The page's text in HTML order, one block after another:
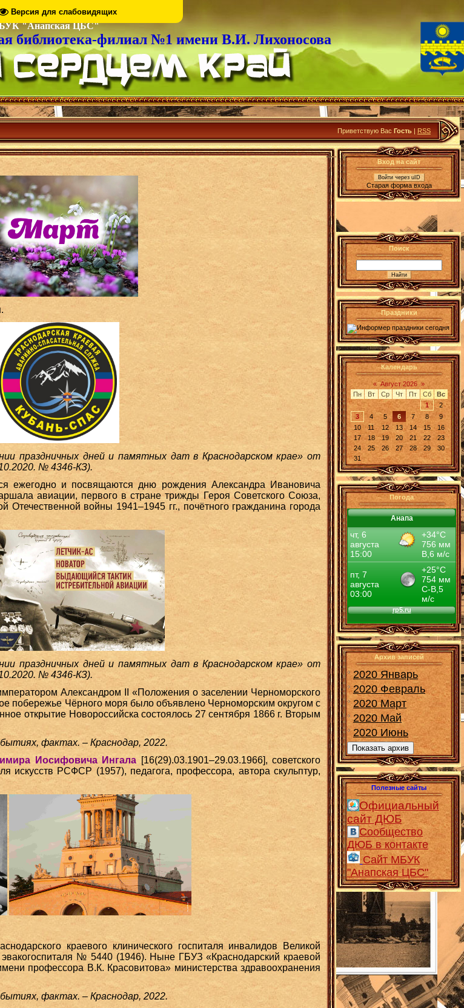
Версия для слабовидящих
"Анапская ЦБС"
библиотека-филиал №1 имени В.И. Лихоносова
Приветствую Вас Гость | RSS
праздничных дней и памятных дат в Краснодарском крае» от
№ 4346-КЗ).
ежегодно и посвящаются дню рождения Александра Ивановича
авиации, первого в стране трижды Героя Советского Союза,
Отечественной войны 1941–1945 гг., почётного гражданина города
праздничных дней и памятных дат в Краснодарском крае» от
№ 4346-КЗ).
Александром II «Положения о заселении Черноморского
побережье Чёрного моря было объявлено Черноморским округом с
открытие Новороссийска состоялось 27 сентября 1866 г. Вторым
фактах. – Краснодар, 2022.
Иосифовича Ингала [16(29).03.1901–29.03.1966], советского
искусств РСФСР (1957), педагога, профессора, автора скульптур,
краевого клинического госпиталя инвалидов Великой
№ 5440 (1946). Ныне ГБУЗ «Краснодарский краевой
профессора В.К. Красовитова» министерства здравоохранения
фактах. – Краснодар, 2022.
Вход на сайт
Войти через uID
Старая форма входа
Поиск
Праздники
Календарь
« Август 2026 »
Пн
Вт Ср Чт Пт Сб
Вс
1
2
3
4 5 6 7 8
9
10
11 12 13 14 15
16
17
18 19 20 21 22
23
24
25 26 27 28 29
30
31
Погода
Анапа
Архив записей
2020 Январь
2020 Февраль
2020 Март
2020 Май
2020 Июнь
Показать архив
Полезные сайты
Официальный
сайт ДЮБ
Сообщество
ДЮБ в контакте
Сайт МБУК
"Анапская ЦБС"